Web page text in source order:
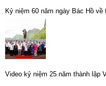
Kỷ niệm 60 năm ngày Bác Hồ
Video kỷ niệm 25 năm thành lập